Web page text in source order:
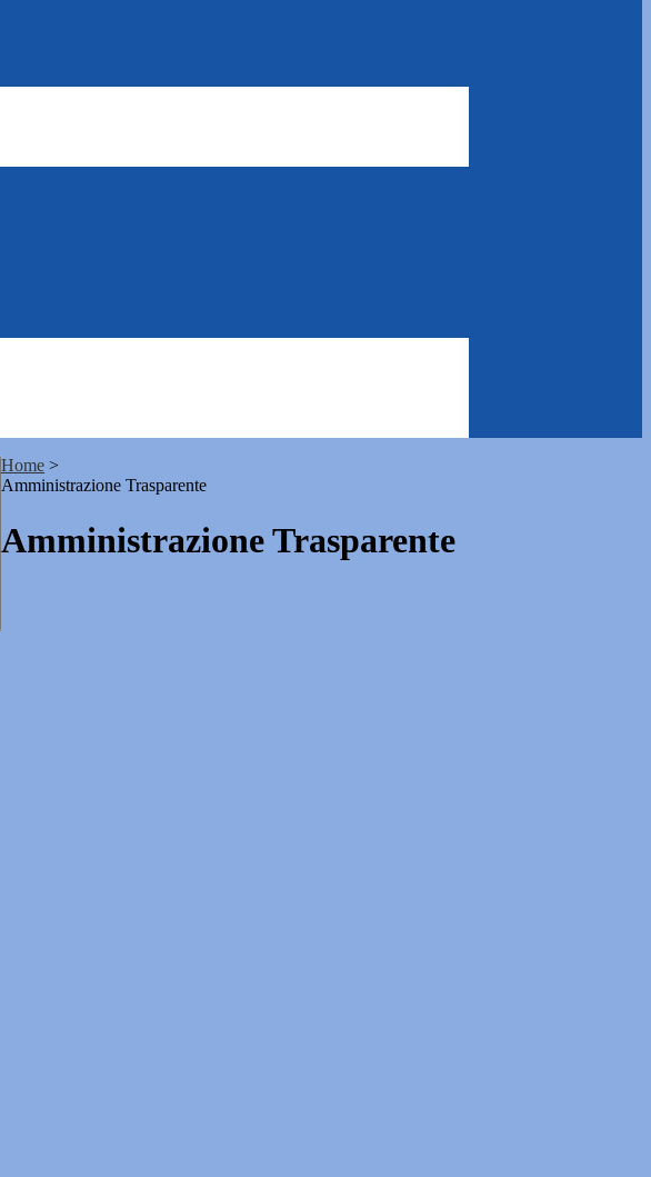
Home >
Amministrazione Trasparente
Amministrazione Trasparente